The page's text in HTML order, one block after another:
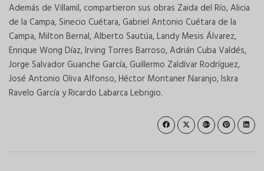
Además de Villamil, compartieron sus obras Zaida del Río, Alicia
de la Campa, Sinecio Cuétara, Gabriel Antonio Cuétara de la
Campa, Milton Bernal, Alberto Sautúa, Landy Mesis Álvarez,
Enrique Wong Díaz, Irving Torres Barroso, Adrián Cuba Valdés,
Jorge Salvador Guanche García, Guillermo Zaldívar Rodríguez,
José Antonio Oliva Alfonso, Héctor Montaner Naranjo, Iskra
Ravelo García y Ricardo Labarca Lebrigio.